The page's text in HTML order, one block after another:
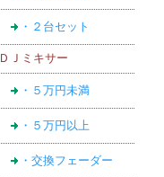
・２台セット
ＤＪミキサー
・５万円未満
・５万円以上
・交換フェーダー